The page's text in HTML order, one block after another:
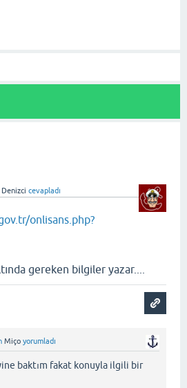
cevapladı
onlisans.php?
gereken bilgiler yazar....
Miço yorumladı
baktım fakat konuyla ilgili bir